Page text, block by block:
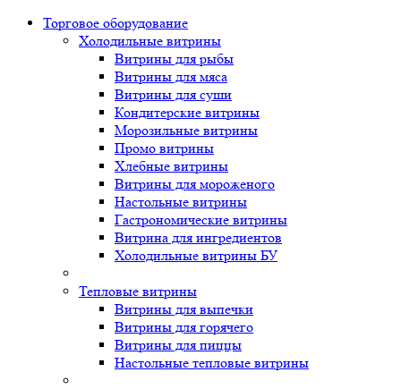
Торговое оборудованиe
Холодильные витрины
Витрины для рыбы
Витрины для мяса
Витрины для суши
Кондитерские витрины
Морозильные витрины
Промо витрины
Хлебные витрины
Витрины для мороженого
Настольные витрины
Гастрономические витрины
Витрина для ингредиентов
Холодильные витрины БУ
Тепловые витрины
Витрины для выпечки
Витрины для горячего
Витрины для пиццы
Настольные тепловые витрины